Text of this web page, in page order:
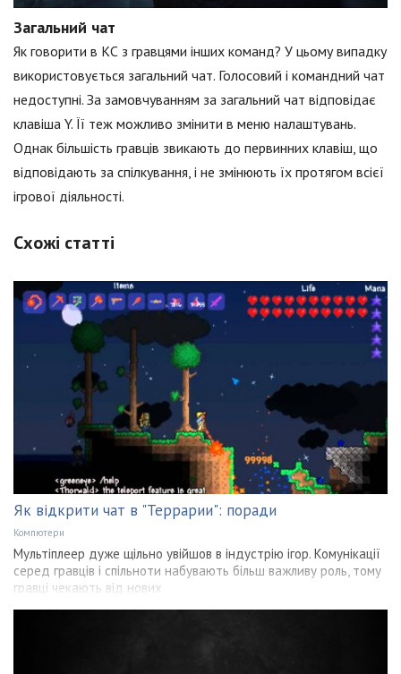
Загальний чат
Як говорити в КС з гравцями інших команд? У цьому випадку
використовується загальний чат. Голосовий і командний чат
недоступні. За замовчуванням за загальний чат відповідає
клавіша Y. Її теж можливо змінити в меню налаштувань.
Однак більшість гравців звикають до первинних клавіш, що
відповідають за спілкування, і не змінюють їх протягом всієї
ігрової діяльності.
Схожі статті
Як відкрити чат в "Террарии": поради
Компютери
Мультіплеер дуже щільно увійшов в індустрію ігор. Комунікації
серед гравців і спільноти набувають більш важливу роль, тому
гравці чекають від нових